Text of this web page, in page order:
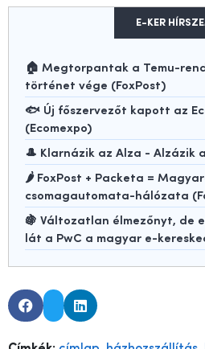
E-KER
🏠 Megtorpantak a Temu-
történet vége (FoxPost)
🐟 Új főszervezőt kapott az
(Ecomexpo)
🎩 Klarnázik az Alza - Alzázik
🌶️ FoxPost + Packeta =
csomagautomata-hálózata
🍇 Változatlan élmezőnyt, de
lát a PwC a magyar e-